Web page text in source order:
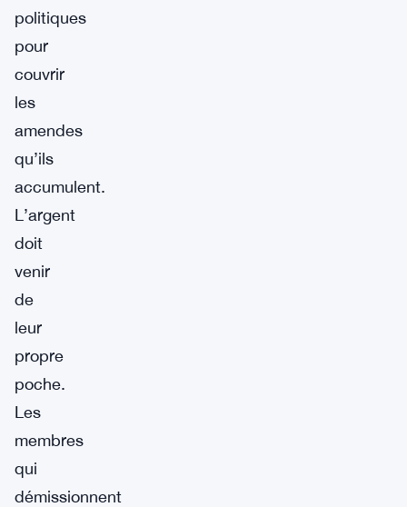
politiques
pour
couvrir
les
amendes
qu’ils
accumulent.
L’argent
doit
venir
de
leur
propre
poche.
Les
membres
qui
démissionnent